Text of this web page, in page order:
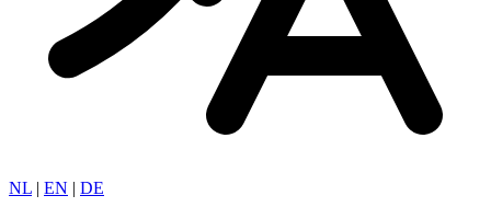
NL | EN | DE